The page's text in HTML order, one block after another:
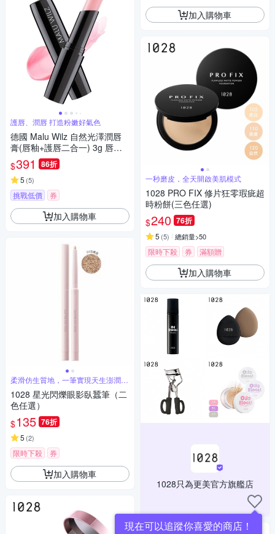
護唇、潤唇 打造粉嫩好氣色
德國 Malu Wilz 自然光澤潤唇
膏(唇釉+護唇二合一) 3g 唇部
菁華液加變色唇釉 改善乾裂唇
紋 打造素顏好氣色
$391 86折
5 (5)
挑戰低價 券
加入購物車
柔滑仿生質地，一筆實現天生澎潤臥
蠶
1028 星光閃爍眼影臥蠶筆（二
色任選）
$135 76折
5 (2)
限時下殺 券
加入購物車
加入購物車
一秒磨皮，全天開啟美肌模式
1028 PRO FIX 修片狂零瑕疵超
時粉餅(三色任選)
$240 76折
5 (5) 總銷量>50
限時下殺 券 滿額贈
加入購物車
1028只為更美官方旗艦店
現在可以追蹤你喜愛的商店！